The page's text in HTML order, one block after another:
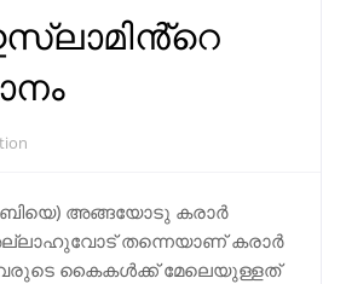
അങ്ങയോടു കരാർ
തന്നെയാണ് കരാർ
കൈകൾക്ക് മേലെയുള്ളത്